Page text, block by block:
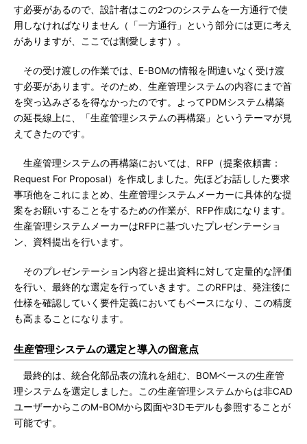
す必要があるので、設計者はこの2つのシステムを一方通行で使
用しなければなりません（「一方通行」という部分には更に考え
がありますが、ここでは割愛します）。
その受け渡しの作業では、E-BOMの情報を間違いなく受け渡
す必要があります。そのため、生産管理システムの内容にまで首
を突っ込みざるを得なかったのです。よってPDMシステム構築
の延長線上に、「生産管理システムの再構築」というテーマが見
えてきたのです。
生産管理システムの再構築においては、RFP（提案依頼書：
Request For Proposal）を作成しました。先ほどお話しした要求
事項他をこれにまとめ、生産管理システムメーカーに具体的な提
案をお願いすることをするための作業が、RFP作成になります。
生産管理システムメーカーはRFPに基づいたプレゼンテーショ
ン、資料提出を行います。
そのプレゼンテーション内容と提出資料に対して定量的な評価
を行い、最終的な選定を行っていきます。このRFPは、発注後に
仕様を確認していく要件定義においてもベースになり、この精度
も高まることになります。
生産管理システムの選定と導入の留意点
最終的は、統合化部品表の流れを組む、BOMベースの生産管
理システムを選定しました。この生産管理システムからは非CAD
ユーザーからこのM-BOMから図面や3Dモデルも参照することが
可能です。